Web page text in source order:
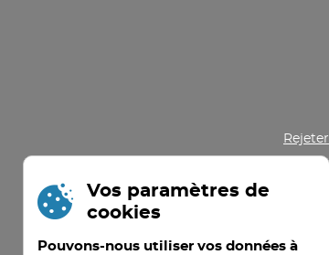
Rejeter
Vos paramètres de
cookies
Pouvons-nous utiliser vos données à